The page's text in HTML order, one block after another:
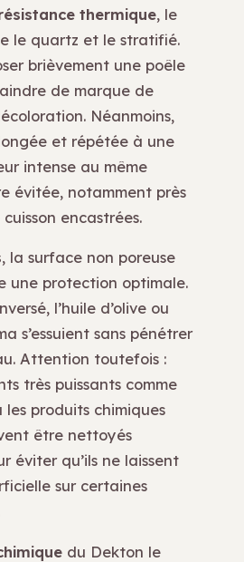
thermique, le
le quartz et le stratifié.
brièvement une poêle
de marque de
Néanmoins,
et répétée à une
intense au même
évitée, notamment près
encastrées.
, la surface non poreuse
une protection optimale.
l’huile d’olive ou
s’essuient sans pénétrer
Attention toutefois :
très puissants comme
produits chimiques
être nettoyés
éviter qu’ils ne laissent
sur certaines
du Dekton le